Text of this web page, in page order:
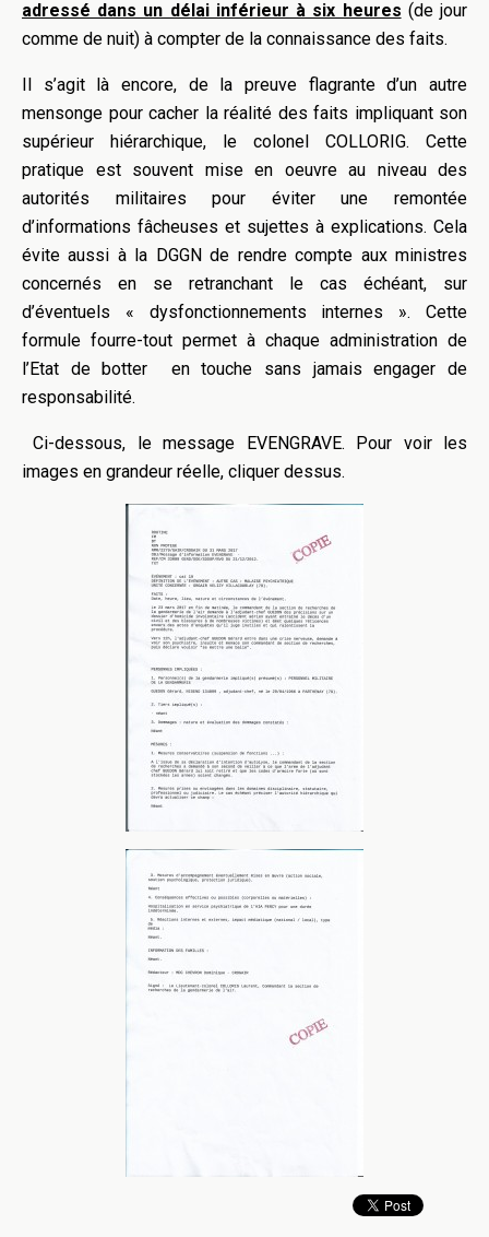
adressé dans un délai inférieur à six heures (de jour
comme de nuit) à compter de la connaissance des faits.
Il s’agit là encore, de la preuve flagrante d’un autre
mensonge pour cacher la réalité des faits impliquant son
supérieur hiérarchique, le colonel COLLORIG. Cette
pratique est souvent mise en oeuvre au niveau des
autorités militaires pour éviter une remontée
d’informations fâcheuses et sujettes à explications. Cela
évite aussi à la DGGN de rendre compte aux ministres
concernés en se retranchant le cas échéant, sur
d’éventuels « dysfonctionnements internes ». Cette
formule fourre-tout permet à chaque administration de
l’Etat de botter en touche sans jamais engager de
responsabilité.
Ci-dessous, le message EVENGRAVE. Pour voir les
images en grandeur réelle, cliquer dessus.